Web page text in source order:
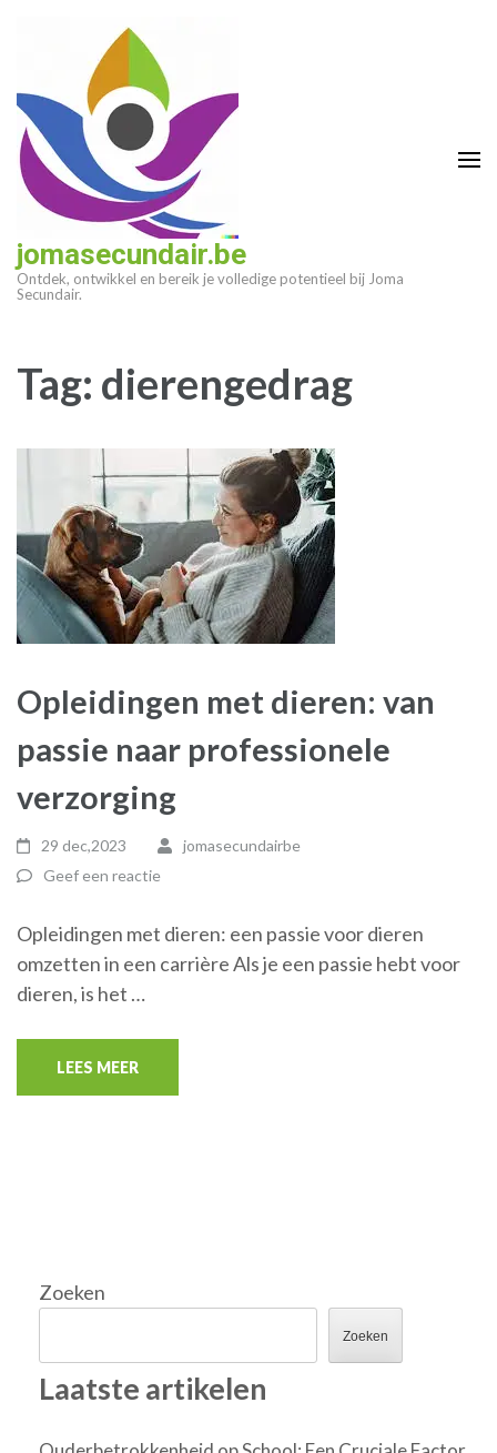
(druk
enter)
jomasecundair.be
Ontdek, ontwikkel en bereik je volledige potentieel bij Joma
Secundair.
Tag: dierengedrag
Opleidingen met dieren: van
passie naar professionele
verzorging
29 dec,2023
jomasecundairbe
Geef een reactie
Opleidingen met dieren: een passie voor dieren
omzetten in een carrière Als je een passie hebt voor
dieren, is het …
LEES MEER
Zoeken
Zoeken
Laatste artikelen